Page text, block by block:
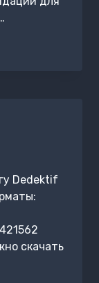
Dedektif
скачать